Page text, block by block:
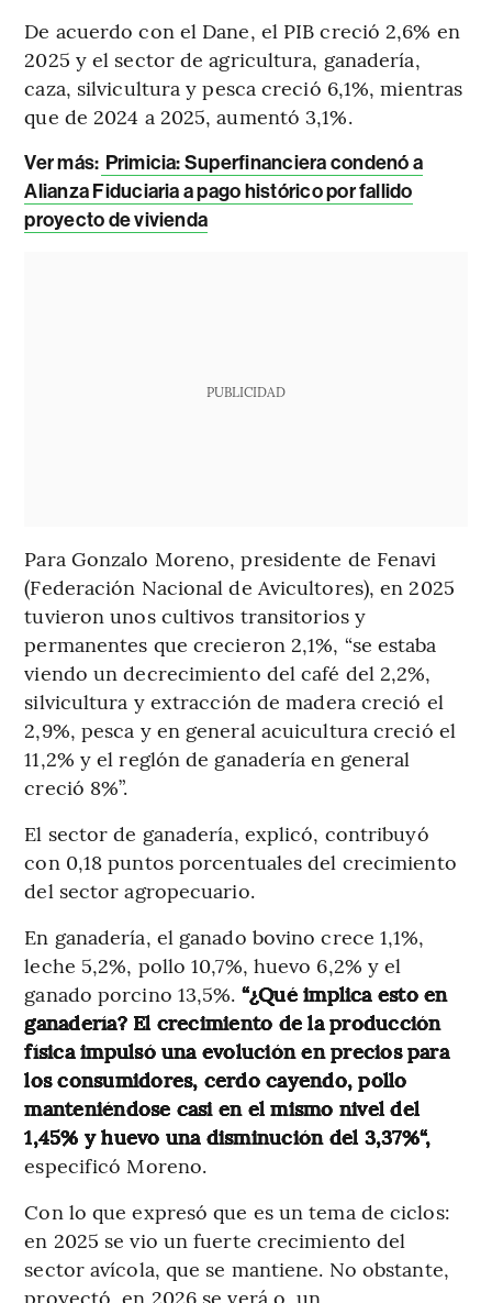
De acuerdo con el Dane, el PIB creció 2,6% en
2025 y el sector de agricultura, ganadería,
caza, silvicultura y pesca creció 6,1%, mientras
que de 2024 a 2025, aumentó 3,1%.
Ver más: Primicia: Superfinanciera condenó a
Alianza Fiduciaria a pago histórico por fallido
proyecto de vivienda
PUBLICIDAD
Para Gonzalo Moreno, presidente de Fenavi
(Federación Nacional de Avicultores), en 2025
tuvieron unos cultivos transitorios y
permanentes que crecieron 2,1%, “se estaba
viendo un decrecimiento del café del 2,2%,
silvicultura y extracción de madera creció el
2,9%, pesca y en general acuicultura creció el
11,2% y el reglón de ganadería en general
creció 8%”.
El sector de ganadería, explicó, contribuyó
con 0,18 puntos porcentuales del crecimiento
del sector agropecuario.
En ganadería, el ganado bovino crece 1,1%,
leche 5,2%, pollo 10,7%, huevo 6,2% y el
ganado porcino 13,5%. “¿Qué implica esto en
ganadería? El crecimiento de la producción
física impulsó una evolución en precios para
los consumidores, cerdo cayendo, pollo
manteniéndose casi en el mismo nivel del
1,45% y huevo una disminución del 3,37%“,
especificó Moreno.
Con lo que expresó que es un tema de ciclos:
en 2025 se vio un fuerte crecimiento del
sector avícola, que se mantiene. No obstante,
proyectó, en 2026 se verá o, un